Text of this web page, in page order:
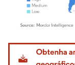
Imagem © Mordor